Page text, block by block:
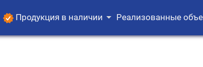
Продукция в наличии Реализованные